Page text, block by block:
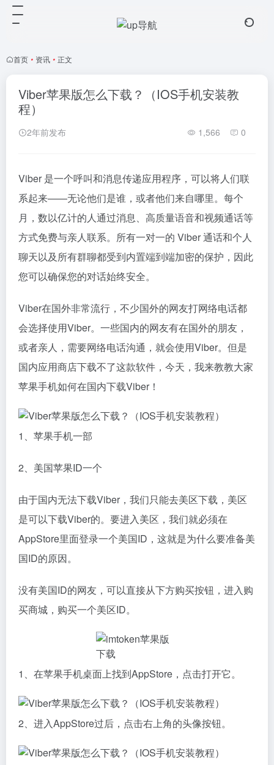
首页 • 资讯 • 正文
Viber苹果版怎么下载？（IOS手机安装教
程）
2年前发布 1,566 0
Viber 是一个呼叫和消息传递应用程序，可以将人们联
系起来——无论他们是谁，或者他们来自哪里。每个
月，数以亿计的人通过消息、高质量语音和视频通话等
方式免费与亲人联系。所有一对一的 Viber 通话和个人
聊天以及所有群聊都受到内置端到端加密的保护，因此
您可以确保您的对话始终安全。
Viber在国外非常流行，不少国外的网友打网络电话都
会选择使用Viber。一些国内的网友有在国外的朋友，
或者亲人，需要网络电话沟通，就会使用Viber。但是
国内应用商店下载不了这款软件，今天，我来教教大家
苹果手机如何在国内下载Viber！
1、苹果手机一部
2、美国苹果ID一个
由于国内无法下载Viber，我们只能去美区下载，美区
是可以下载Viber的。要进入美区，我们就必须在
AppStore里面登录一个美国ID，这就是为什么要准备美
国ID的原因。
没有美国ID的网友，可以直接从下方购买按钮，进入购
买商城，购买一个美区ID。
1、在苹果手机桌面上找到AppStore，点击打开它。
2、进入AppStore过后，点击右上角的头像按钮。